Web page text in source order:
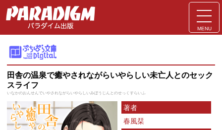
MENU
田舎の温泉で癒やされながらいやらしい未亡人とのセック
スライフ
いなかのおんせんでいやされながらいやらしいみぼうじんとのせっくすらいふ
著者
春風栞